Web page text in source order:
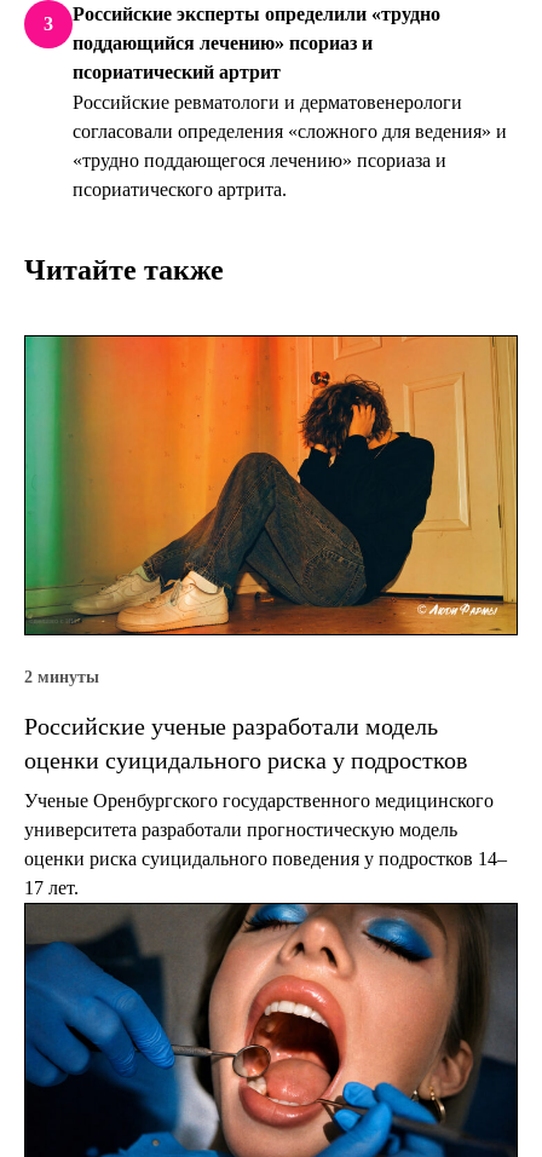
3
Российские эксперты определили «трудно
поддающийся лечению» псориаз и
псориатический артрит
Российские ревматологи и дерматовенерологи
согласовали определения «сложного для ведения» и
«трудно поддающегося лечению» псориаза и
псориатического артрита.
Читайте также
2 минуты
Российские ученые разработали модель
оценки суицидального риска у подростков
Ученые Оренбургского государственного медицинского
университета разработали прогностическую модель
оценки риска суицидального поведения у подростков 14–
17 лет.